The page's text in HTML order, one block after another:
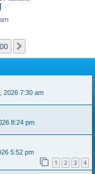
2026 7:30 am
8:24 pm
5:52 pm
1 2 3 4